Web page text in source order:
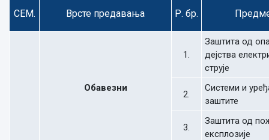
СЕМ. Врсте предавања Р. бр.
Обавезни
1.
Заштита од
дејства
струје
2.
Системи и
заштите
3.
Заштита од
експлозије